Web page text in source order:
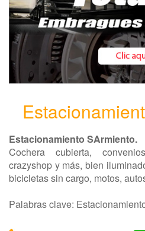
Estacionamiento SArmiento.
Cochera cubierta,
crazyshop y más, bien
bicicletas sin cargo, motos,
Palabras clave: